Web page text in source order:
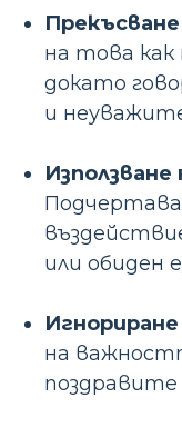
на това как
докато
и
или обиден
на